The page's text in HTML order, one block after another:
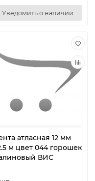
Уведомить о наличии
атласная 12 мм
м цвет 044 горошек
ВИС